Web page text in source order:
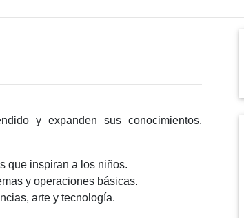
y expanden sus conocimientos.
que inspiran a los niños.
y operaciones básicas.
arte y tecnología.